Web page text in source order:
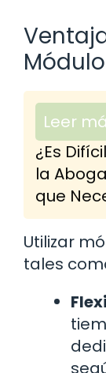
Leer
¿Es
la
que
Utilizar
tales